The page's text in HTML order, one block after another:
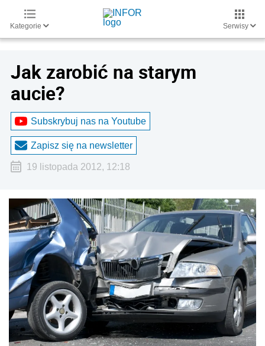
Kategorie Serwisy
Jak zarobić na starym
aucie?
Subskrybuj nas na Youtube
Zapisz się na newsletter
19 listopada 2012, 12:18